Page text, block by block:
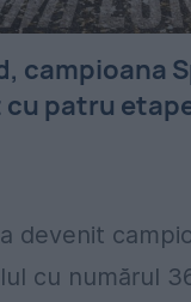
campioana
patru
devenit
cu numărul